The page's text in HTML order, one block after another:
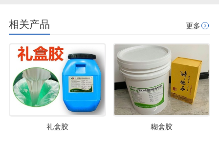
相关产品 更多
礼盒胶 糊盒胶